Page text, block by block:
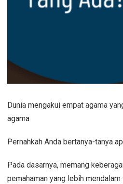
Dunia mengakui empat agama
agama.
Pernahkah Anda bertanya-tanya
Pada dasarnya, memang
pemahaman yang lebih